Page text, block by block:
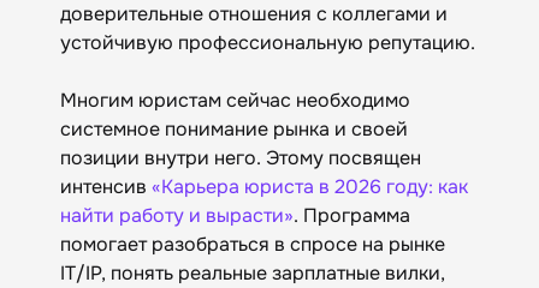
доверительные отношения с коллегами и
устойчивую профессиональную репутацию.
Многим юристам сейчас необходимо
системное понимание рынка и своей
позиции внутри него. Этому посвящен
интенсив «Карьера юриста в 2026 году: как
найти работу и вырасти». Программа
помогает разобраться в спросе на рынке
IT/IP, понять реальные зарплатные вилки,